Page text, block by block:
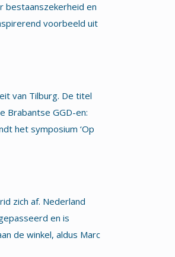
bestaanszekerheid en
voorbeeld uit
van Tilburg. De titel
Brabantse GGD-en:
het symposium ‘Op
zich af. Nederland
en is
de winkel, aldus Marc